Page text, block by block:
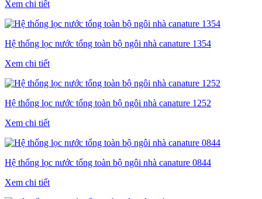
Xem chi tiết
Hệ thống lọc nước tổng toàn bộ ngôi nhà canature 1354
Xem chi tiết
Hệ thống lọc nước tổng toàn bộ ngôi nhà canature 1252
Xem chi tiết
Hệ thống lọc nước tổng toàn bộ ngôi nhà canature 0844
Xem chi tiết